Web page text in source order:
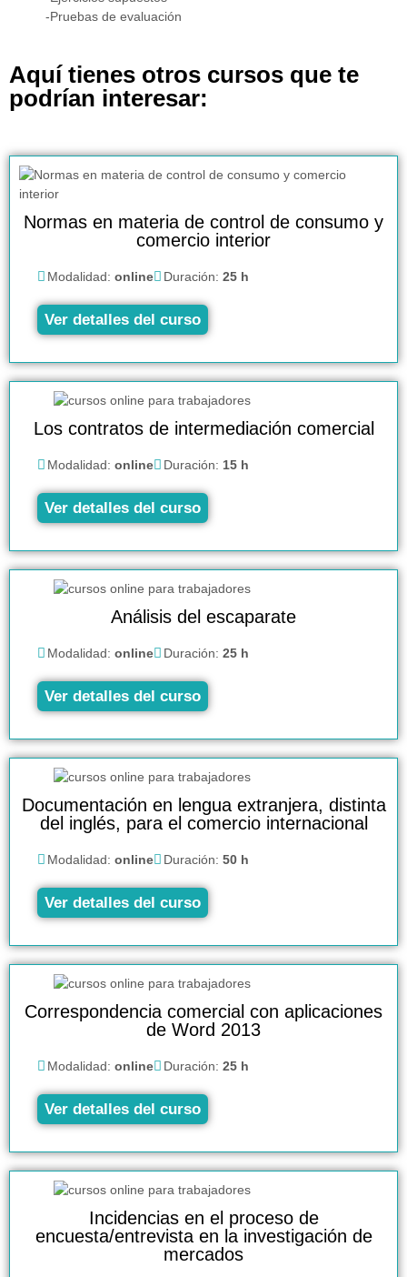
-Pruebas de evaluación
Aquí tienes otros cursos que te
podrían interesar:
Normas en materia de control de consumo y
comercio interior
Modalidad: online Duración: 25 h
Ver detalles del curso
Los contratos de intermediación comercial
Modalidad: online Duración: 15 h
Ver detalles del curso
Análisis del escaparate
Modalidad: online Duración: 25 h
Ver detalles del curso
Documentación en lengua extranjera, distinta
del inglés, para el comercio internacional
Modalidad: online Duración: 50 h
Ver detalles del curso
Correspondencia comercial con aplicaciones
de Word 2013
Modalidad: online Duración: 25 h
Ver detalles del curso
Incidencias en el proceso de
encuesta/entrevista en la investigación de
mercados